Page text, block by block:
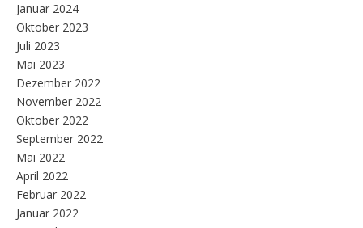
Januar 2024
Oktober 2023
Juli 2023
Mai 2023
Dezember 2022
November 2022
Oktober 2022
September 2022
Mai 2022
April 2022
Februar 2022
Januar 2022